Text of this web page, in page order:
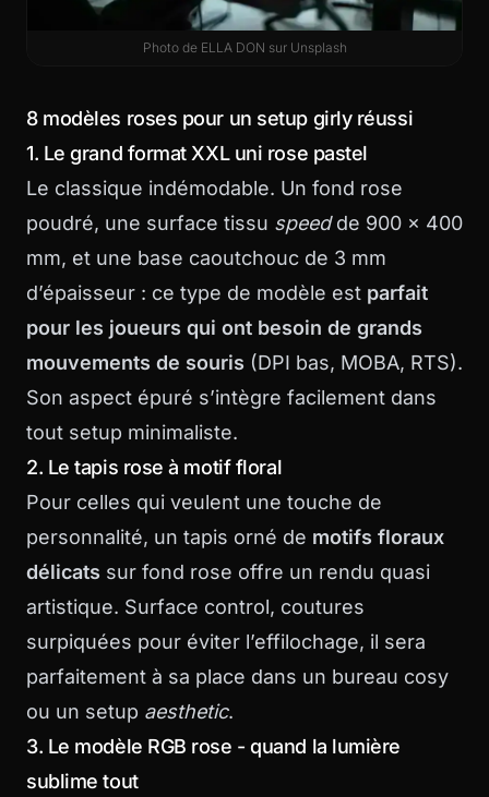
Photo de ELLA DON sur Unsplash
8 modèles roses pour un setup girly réussi
1. Le grand format XXL uni rose pastel
Le classique indémodable. Un fond rose
poudré, une surface tissu speedde 900 x 400
mm, et une base caoutchouc de 3 mm
d’épaisseur : ce type de modèle est parfait
pour les joueurs qui ont besoin de grands
mouvements de souris (DPI bas, MOBA, RTS).
Son aspect épuré s’intègre facilement dans
tout setup minimaliste.
2. Le tapis rose à motif floral
Pour celles qui veulent une touche de
personnalité, un tapis orné de motifs floraux
délicats sur fond rose offre un rendu quasi
artistique. Surface control, coutures
surpiquées pour éviter l’effilochage, il sera
parfaitement à sa place dans un bureau cosy
ou un setup aesthetic.
3. Le modèle RGB rose - quand la lumière
sublime tout